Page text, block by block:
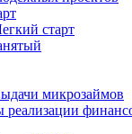
старт
микрозаймов
реализации